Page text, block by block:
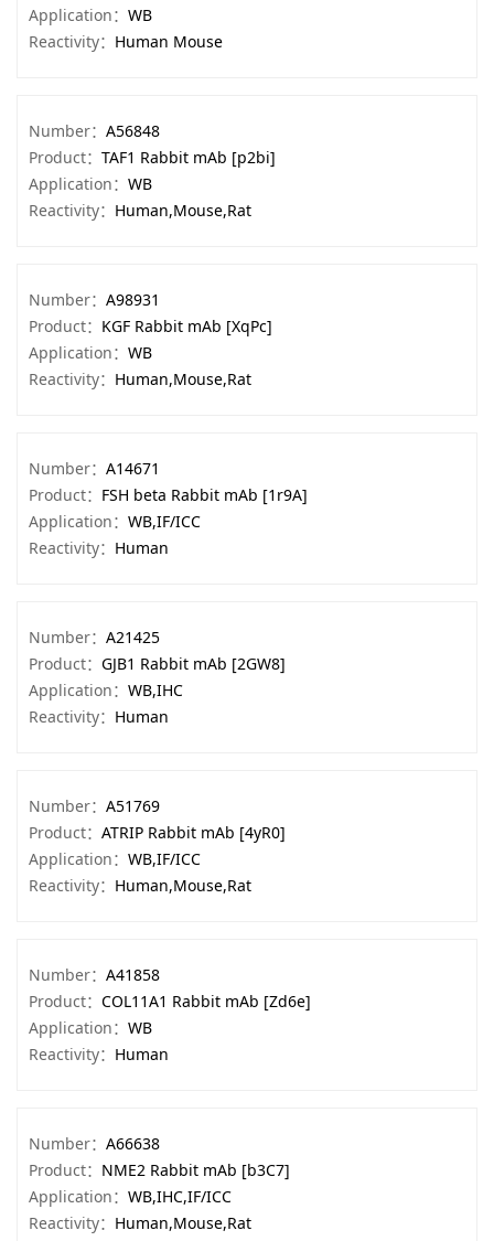
Application： WB
Reactivity： Human Mouse
Number： A56848
Product： TAF1 Rabbit mAb [p2bi]
Application： WB
Reactivity： Human,Mouse,Rat
Number： A98931
Product： KGF Rabbit mAb [XqPc]
Application： WB
Reactivity： Human,Mouse,Rat
Number： A14671
Product： FSH beta Rabbit mAb [1r9A]
Application： WB,IF/ICC
Reactivity： Human
Number： A21425
Product： GJB1 Rabbit mAb [2GW8]
Application： WB,IHC
Reactivity： Human
Number： A51769
Product： ATRIP Rabbit mAb [4yR0]
Application： WB,IF/ICC
Reactivity： Human,Mouse,Rat
Number： A41858
Product： COL11A1 Rabbit mAb [Zd6e]
Application： WB
Reactivity： Human
Number： A66638
Product： NME2 Rabbit mAb [b3C7]
Application： WB,IHC,IF/ICC
Reactivity： Human,Mouse,Rat